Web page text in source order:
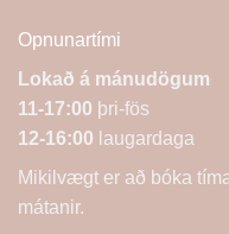
Opnunartími
Lokað á mánudögum
11-17:00 þri-fös
12-16:00 laugardaga
Mikilvægt er að bóka
mátanir.